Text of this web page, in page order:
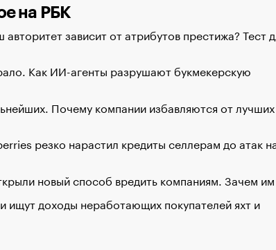
на РБК
зависит от атрибутов престижа? Тест
Как ИИ-агенты разрушают букмекерскую
Почему компании избавляются от лучших
резко нарастил кредиты селлерам до атак
новый способ вредить компаниям. Зачем
ищут доходы неработающих покупателей яхт и